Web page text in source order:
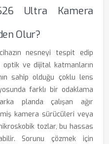
Ultra Kamera
Olur?
nesneyi tespit edip
optik ve dijital katmanların
sahip olduğu çoklu lens
farklı bir odaklama
planda çalışan ağır
kamera sürücüleri veya
tozlar, bu hassas
Sorunu çözmek için